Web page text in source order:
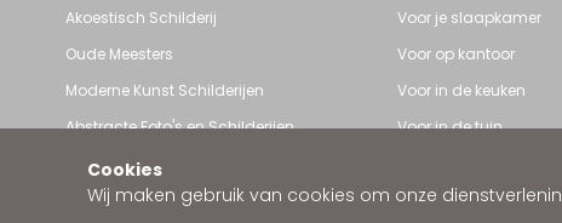
Cookies
Wij maken gebruik van cookies om onze
Akoestisch Schilderij
Oude Meesters
Moderne Kunst Schilderijen
Abstracte Foto's en Schilderijen
Pop Art schilderijen
Art Frame van Wallstars
Voor je slaapkamer
Voor op kantoor
Voor in de keuken
Voor in de tuin
Zakelijke